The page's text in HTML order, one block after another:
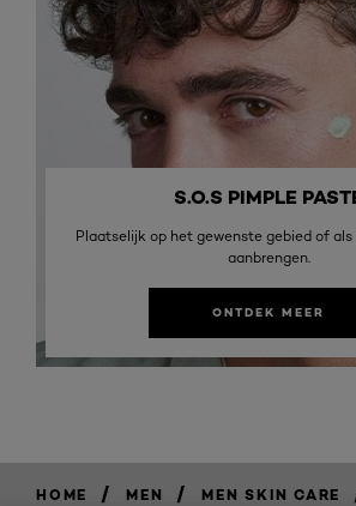
S.O.S PIMPLE
Plaatselijk op het gewenste gebied of
aanbrengen.
ONTDEK MEER
HOME / MEN / MEN SKIN CARE